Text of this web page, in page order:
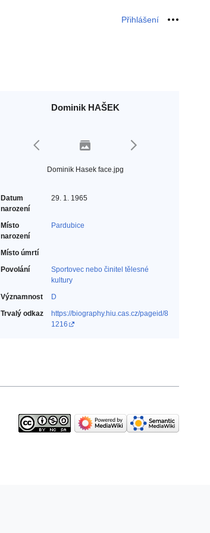
Přihlášení Osobní
Dominik HAŠEK
Dominik Hasek face.jpg
Datum
narození
29. 1. 1965
Místo
narození
Pardubice
Místo úmrtí
Povolání
Sportovec nebo činitel tělesné
kultury‎
Významnost
D
Trvalý odkaz
https://biography.hiu.cas.cz/pageid/8
1216